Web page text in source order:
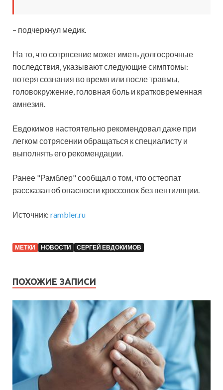
– подчеркнул медик.
На то, что сотрясение может иметь долгосрочные
последствия, указывают следующие симптомы:
потеря сознания во время или после травмы,
головокружение, головная боль и кратковременная
амнезия.
Евдокимов настоятельно рекомендовал даже при
легком сотрясении обращаться к специалисту и
выполнять его рекомендации.
Ранее "Рамблер" сообщал о том, что остеопат
рассказал об опасности кроссовок без вентиляции.
Источник: rambler.ru
МЕТКИ НОВОСТИ СЕРГЕЙ ЕВДОКИМОВ
ПОХОЖИЕ ЗАПИСИ